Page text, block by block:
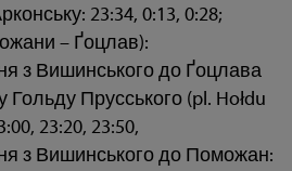
23:34, 0:13, 0:28;
– Ґоцлав):
з Вишинського до Ґоцлава
Прусського (pl. Hołdu
23:20, 23:50,
з Вишинського до Поможан: